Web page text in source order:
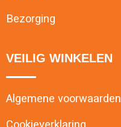
Bezorging
VEILIG WINKELEN
Algemene voorwaarden